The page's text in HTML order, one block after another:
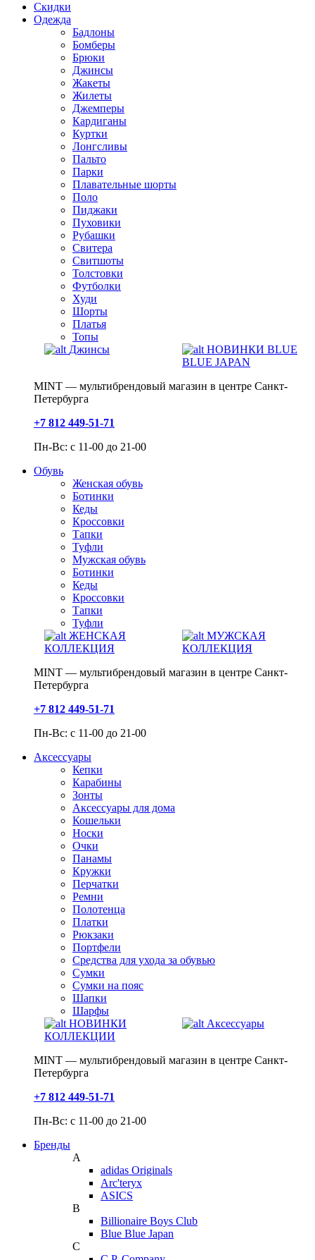
Скидки
Одежда
Бадлоны
Бомберы
Брюки
Джинсы
Жакеты
Жилеты
Джемперы
Кардиганы
Куртки
Лонгсливы
Пальто
Парки
Плавательные шорты
Поло
Пиджаки
Пуховики
Рубашки
Свитера
Свитшоты
Толстовки
Футболки
Худи
Шорты
Платья
Топы
Джинсы
НОВИНКИ BLUE
BLUE JAPAN
MINT — мультибрендовый магазин в центре Санкт-
Петербурга
+7 812 449-51-71
Пн-Вс: с 11-00 до 21-00
Обувь
Женская обувь
Ботинки
Кеды
Кроссовки
Тапки
Туфли
Мужская обувь
Ботинки
Кеды
Кроссовки
Тапки
Туфли
ЖЕНСКАЯ
КОЛЛЕКЦИЯ
МУЖСКАЯ
КОЛЛЕКЦИЯ
MINT — мультибрендовый магазин в центре Санкт-
Петербурга
+7 812 449-51-71
Пн-Вс: с 11-00 до 21-00
Аксессуары
Кепки
Карабины
Зонты
Аксессуары для дома
Кошельки
Носки
Очки
Панамы
Кружки
Перчатки
Ремни
Полотенца
Платки
Рюкзаки
Портфели
Средства для ухода за обувью
Сумки
Сумки на пояс
Шапки
Шарфы
НОВИНКИ
КОЛЛЕКЦИИ
Аксессуары
MINT — мультибрендовый магазин в центре Санкт-
Петербурга
+7 812 449-51-71
Пн-Вс: с 11-00 до 21-00
Бренды
A
adidas Originals
Arc'teryx
ASICS
B
Billionaire Boys Club
Blue Blue Japan
C